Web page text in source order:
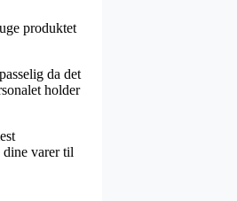
produktet
da det
holder
varer til